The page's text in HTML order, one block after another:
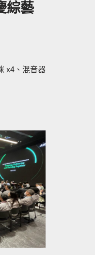
綜藝
x4、混音器